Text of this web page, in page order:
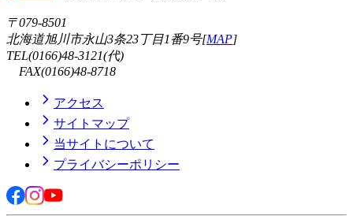
〒079-8501
北海道旭川市永山3条23丁目1番9号[MAP]
TEL(0166)48-3121(代)
FAX(0166)48-8718
アクセス
サイトマップ
当サイトについて
プライバシーポリシー